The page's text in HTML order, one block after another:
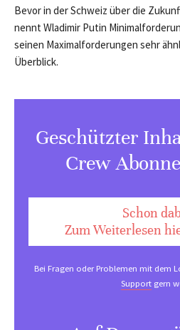
Bevor in der Schweiz über die
nennt Wladimir Putin
seinen Maximalforderungen sehr
Überblick.
Geschützter
Crew
Schon
Zum Weiterlesen
Bei Fragen oder Problemen mit dem
Support gern